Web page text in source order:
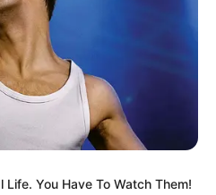
matutino.
con frío o con calor,
logró que todo el
la pantalla para revisar
pronóstico que
se quiso perder!
You Have To Watch Them!